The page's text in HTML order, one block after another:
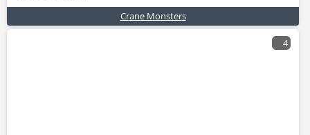
Crane Monsters
4